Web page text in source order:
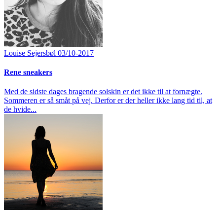
Louise Sejersbøl 03/10-2017
Rene sneakers
Med de sidste dages bragende solskin er det ikke til at fornægte.
Sommeren er så småt på vej. Derfor er der heller ikke lang tid til, at
de hvide...